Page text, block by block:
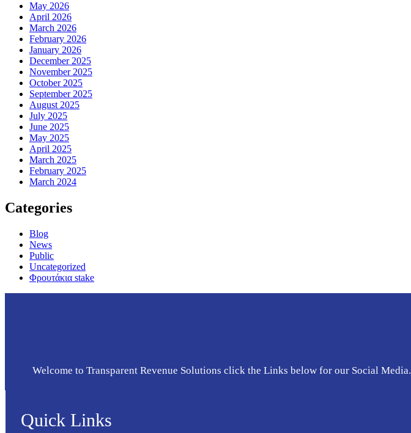
May 2026
April 2026
March 2026
February 2026
January 2026
December 2025
November 2025
October 2025
September 2025
August 2025
July 2025
June 2025
May 2025
April 2025
March 2025
February 2025
March 2024
Categories
Blog
News
Public
Uncategorized
Φρουτάκια stake
Welcome to Transparent Revenue Solutions click the Links below for our Social Media.
Quick Links